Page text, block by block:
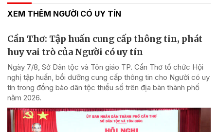
XEM THÊM NGƯỜI CÓ UY TÍN
Cần Thơ: Tập huấn cung cấp thông tin, phát
huy vai trò của Người có uy tín
Ngày 7/8, Sở Dân tộc và Tôn giáo TP. Cần Thơ tổ chức Hội
nghị tập huấn, bồi dưỡng cung cấp thông tin cho Người có uy
tín trong đồng bào dân tộc thiểu số trên địa bàn thành phố
năm 2026.